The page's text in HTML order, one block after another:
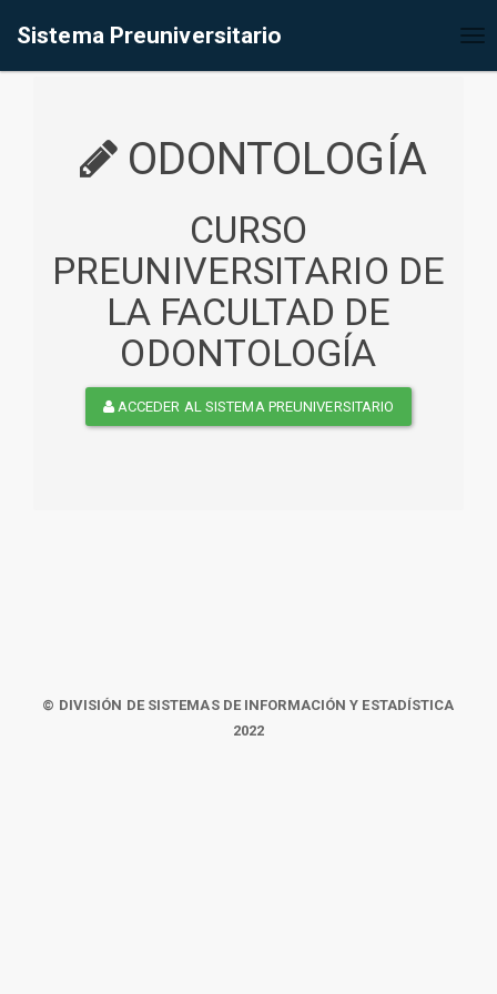
Sistema Preuniversitario
ODONTOLOGÍA
CURSO
PREUNIVERSITARIO DE
LA FACULTAD DE
ODONTOLOGÍA
ACCEDER AL SISTEMA PREUNIVERSITARIO
© DIVISIÓN DE SISTEMAS DE INFORMACIÓN Y ESTADÍSTICA
2022